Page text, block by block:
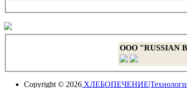
OOO "RUSSIAN
Copyright © 2026 ХЛЕБОПЕЧЕНИЕ|Технология